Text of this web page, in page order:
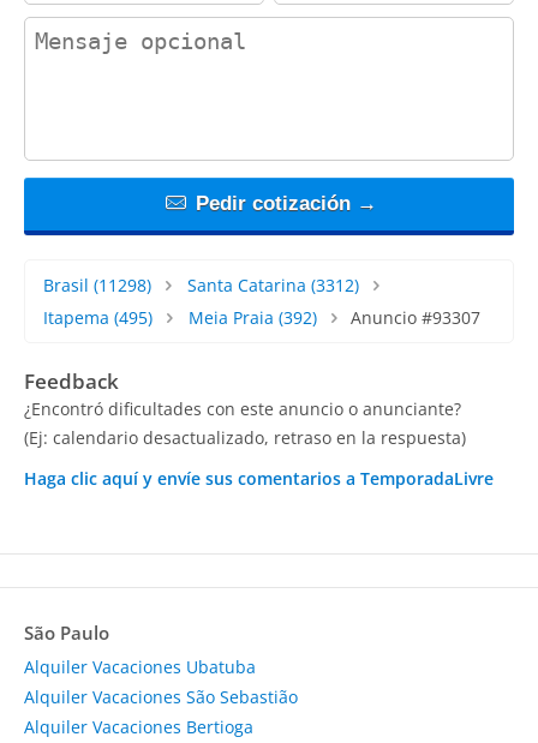
contact_message
Pedir cotización →
Brasil (11298) Santa Catarina (3312)
Itapema (495) Meia Praia (392) Anuncio #93307
Feedback
¿Encontró dificultades con este anuncio o anunciante?
(Ej: calendario desactualizado, retraso en la respuesta)
Haga clic aquí y envíe sus comentarios a TemporadaLivre
São Paulo
Alquiler Vacaciones Ubatuba
Alquiler Vacaciones São Sebastião
Alquiler Vacaciones Bertioga